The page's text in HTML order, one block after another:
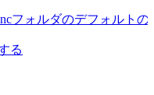
フォルダのデフォルト
る